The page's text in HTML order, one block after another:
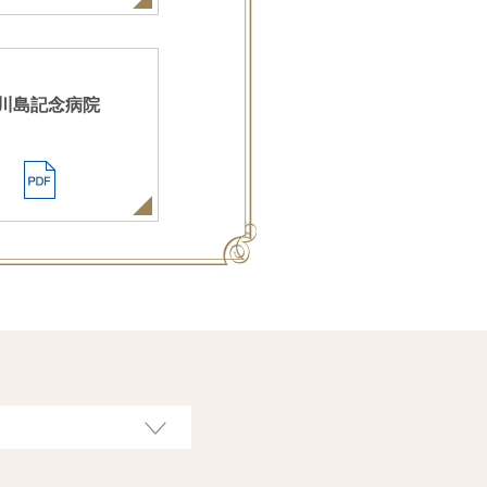
島記念病院